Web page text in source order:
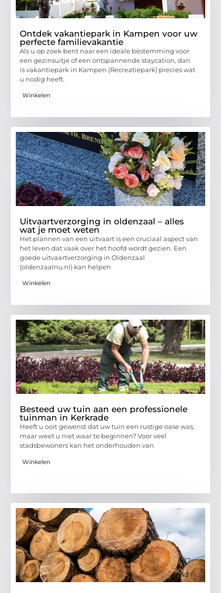
Ontdek vakantiepark in Kampen voor uw
perfecte familievakantie
Als u op zoek bent naar een ideale bestemming voor
een gezinsuitje of een ontspannende staycation, dan
is vakantiepark in Kampen (Recreatiepark) precies wat
u nodig heeft.
Winkelen
Uitvaartverzorging in oldenzaal – alles
wat je moet weten
Het plannen van een uitvaart is een cruciaal aspect van
het leven dat vaak over het hoofd wordt gezien. Een
goede uitvaartverzorging in Oldenzaal
(oldenzaalnu.nl) kan helpen
Winkelen
Besteed uw tuin aan een professionele
tuinman in Kerkrade
Heeft u ooit gewenst dat uw tuin een rustige oase was,
maar weet u niet waar te beginnen? Voor veel
stadsbewoners kan het onderhouden van
Winkelen